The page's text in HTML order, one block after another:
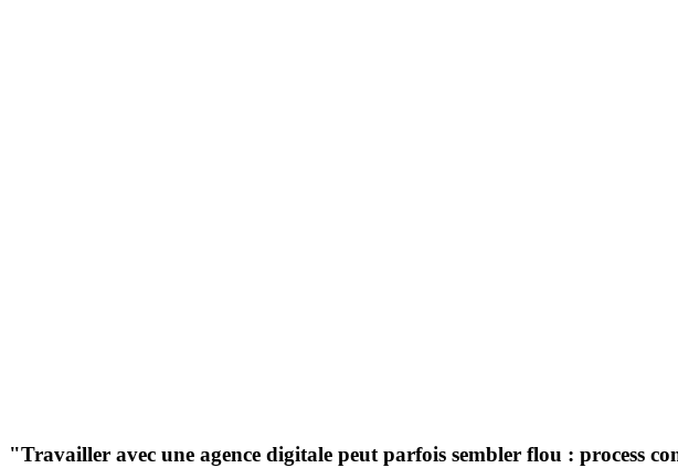
"Travailler avec une agence digitale peut parfois sembler flou : process